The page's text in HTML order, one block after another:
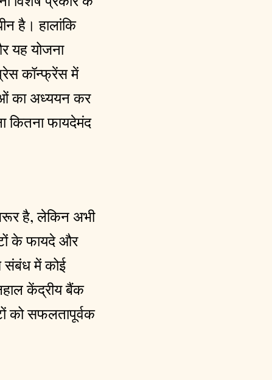
है। हालांकि
यह योजना
कॉन्फ्रेंस में
का अध्ययन कर
कितना फायदेमंद
है, लेकिन अभी
के फायदे और
संबंध में कोई
केंद्रीय बैंक
को सफलतापूर्वक